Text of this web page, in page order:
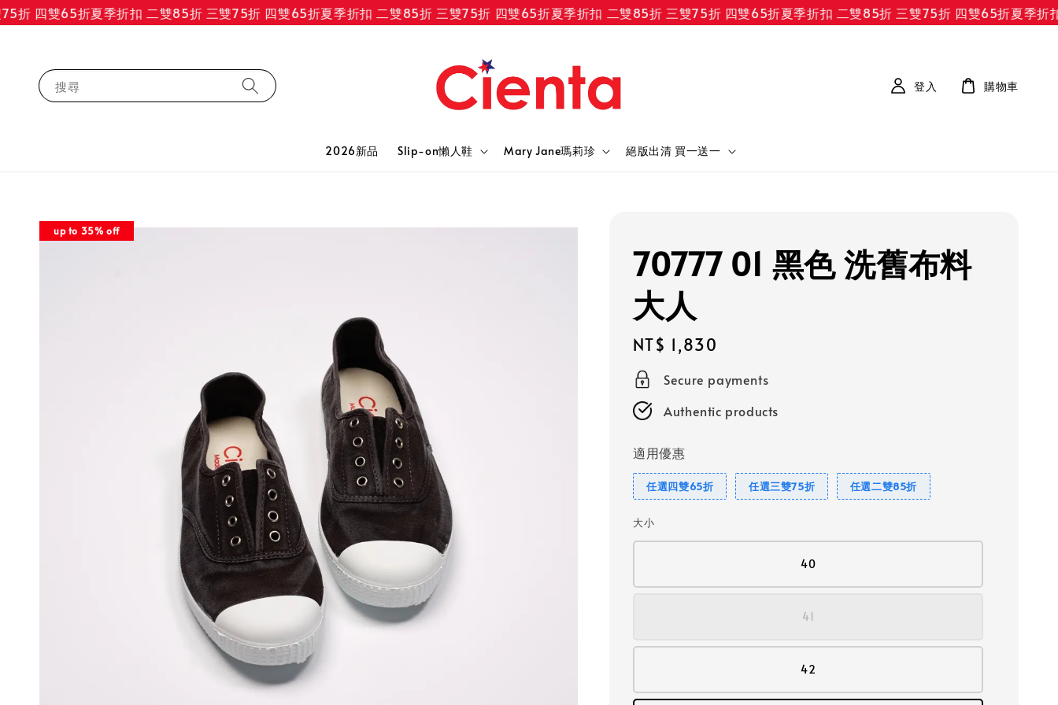
四雙65折夏季折扣 二雙85折 三雙75折 四雙65折夏季折扣 二雙85折 三雙75折 四雙65折夏季折扣 二雙85折 三雙75折 四雙65折夏季折扣 二雙85折 三雙75折 四雙65折夏季折扣
搜尋
2026新品 Slip-on懶人鞋 Mary Jane瑪莉珍 絕版出清 買一送一
登入 購物車
up to 35% off
70777 01 黑色 洗舊布料
大人
Regular
price
NT$ 1,830
Secure payments
Authentic products
適用優惠
任選四雙65折 任選三雙75折 任選二雙85折
大小
40
41
42